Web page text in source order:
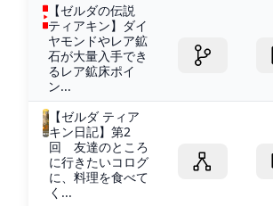
【ゼルダの伝説
ティアキン】ダイ
ヤモンドやレア鉱
石が大量入手でき
るレア鉱床ポイ
ン...
【ゼルダ ティア
キン日記】第2
回 友達のところ
に行きたいコログ
に、料理を食べて
く...